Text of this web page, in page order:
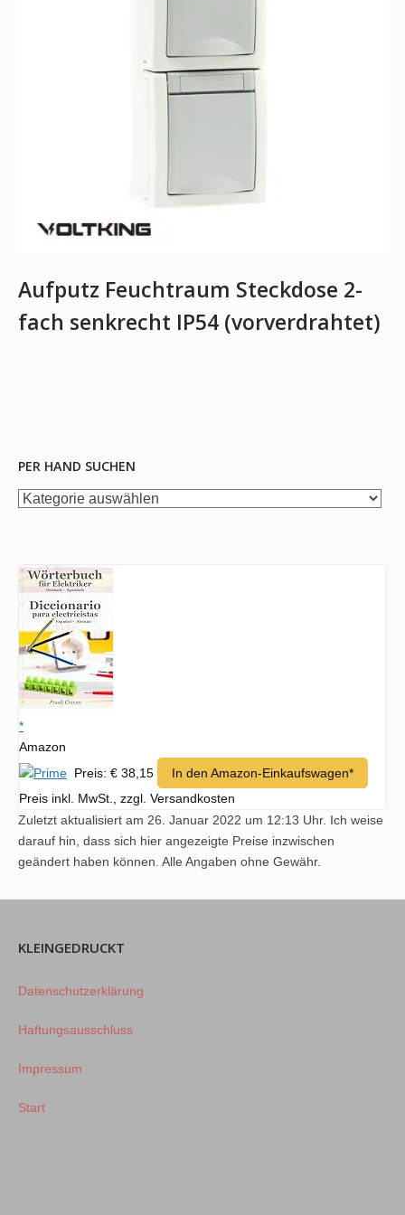
Aufputz Feuchtraum Steckdose 2-
fach senkrecht IP54 (vorverdrahtet)
PER HAND SUCHEN
per
*
Amazon
Preis: € 38,15
In den Amazon-Einkaufswagen*
Preis inkl. MwSt., zzgl. Versandkosten
Zuletzt aktualisiert am 26. Januar 2022 um 12:13 Uhr. Ich weise
darauf hin, dass sich hier angezeigte Preise inzwischen
geändert haben können. Alle Angaben ohne Gewähr.
KLEINGEDRUCKT
Datenschutzerklärung
Haftungsausschluss
Impressum
Start